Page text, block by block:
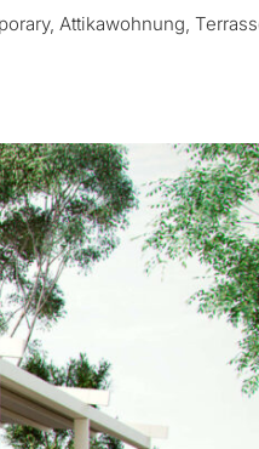
Attikawohnung,